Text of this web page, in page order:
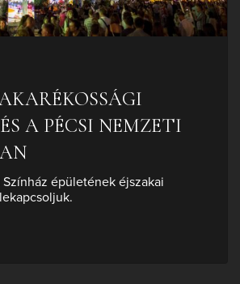
A PÉCSI NEMZETI
épületének éjszakai